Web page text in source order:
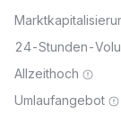
24-Stunden-
Allzeithoch
Umlaufangebot